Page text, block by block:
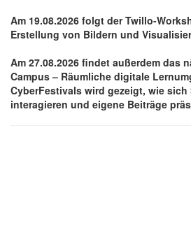
Am 19.08.2026 folgt der Twillo-
Erstellung von Bildern und
Am 27.08.2026 findet außerdem das
Campus – Räumliche digitale
CyberFestivals wird gezeigt, wie
interagieren und eigene Beiträge